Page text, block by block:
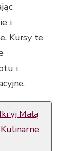
i
Kursy te
i
Małą